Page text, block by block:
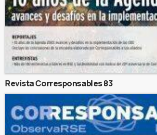
Revista Corresponsables 83